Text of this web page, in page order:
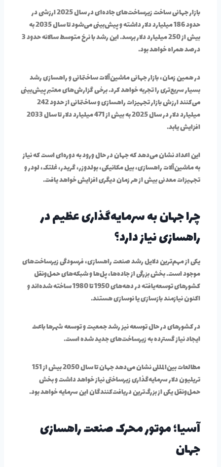
بازار جهانی ساخت زیرساخت‌های جاده‌ای در سال 2025 ارزشی در
حدود 186 میلیارد دلار داشته و پیش‌بینی می‌شود تا سال 2035 به
بیش از 250 میلیارد دلار برسد. این رشد با نرخ متوسط سالانه حدود 3
درصد همراه خواهد بود.
در همین زمان، بازار جهانی ماشین‌آلات ساختمانی و راهسازی رشد
بسیار سریع‌تری را تجربه خواهد کرد. برخی گزارش‌های معتبر پیش‌بینی
می‌کنند ارزش بازار تجهیزات راهسازی و ساختمانی از حدود 242
میلیارد دلار در سال 2025 به بیش از 471 میلیارد دلار تا سال 2033
افزایش یابد.
این اعداد نشان می‌دهد که جهان در حال ورود به دوره‌ای است که نیاز
به ماشین‌آلات راهسازی، بیل مکانیکی، بولدوزر، گریدر، غلتک، لودر و
تجهیزات معدنی بیش از هر زمان دیگری افزایش خواهد یافت.
چرا جهان به سرمایه‌گذاری عظیم در
راهسازی نیاز دارد؟
یکی از مهم‌ترین دلایل رشد صنعت راهسازی، فرسودگی زیرساخت‌های
موجود است. بخش بزرگی از جاده‌ها، پل‌ها و شبکه‌های حمل‌ونقل
کشورهای توسعه‌یافته در دهه‌های 1950 تا 1980 ساخته شده‌اند و
اکنون نیازمند بازسازی یا نوسازی هستند.
در کشورهای در حال توسعه نیز رشد جمعیت و توسعه شهرها باعث
ایجاد نیاز گسترده به زیرساخت‌های جدید شده است.
مطالعات بین‌المللی نشان می‌دهد جهان تا سال 2050 بیش از 151
تریلیون دلار سرمایه‌گذاری زیرساختی نیاز خواهد داشت و بخش
حمل‌ونقل یکی از بزرگ‌ترین دریافت‌کنندگان این سرمایه خواهد بود.
آسیا؛ موتور محرک صنعت راهسازی
جهان